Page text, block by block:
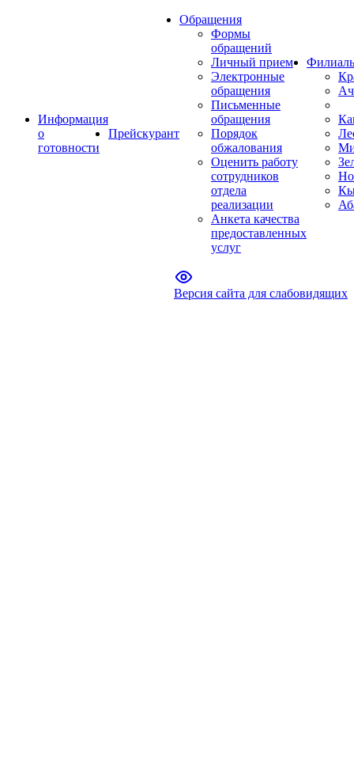
Информация
о
готовности
Прейскурант
Обращения
Формы
обращений
Личный прием
Электронные
обращения
Письменные
обращения
Порядок
обжалования
Оценить работу
сотрудников
отдела
реализации
Анкета качества
предоставленных
услуг
Версия сайта для слабовидящих